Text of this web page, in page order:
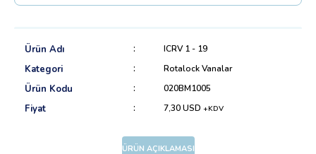
Ürün Adı ICRV 1 - 19
Kategori Rotalock Vanalar
Ürün Kodu 020BM1005
Fiyat 7,30 USD +KDV
ÜRÜN AÇIKLAMASI